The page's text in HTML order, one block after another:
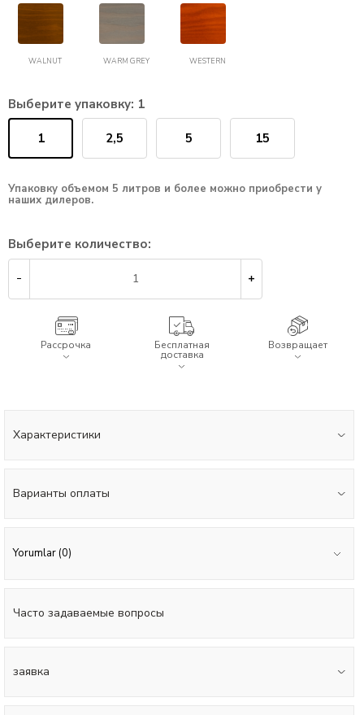
WALNUT WARM GREY WESTERN
Выберите упаковку: 1
1 2,5 5 15
Упаковку объемом 5 литров и более можно приобрести у
наших дилеров.
Выберите количество:
Рассрочка Бесплатная
доставка
Возвращает
Характеристики
Варианты оплаты
Yorumlar (0)
Часто задаваемые вопросы
заявка